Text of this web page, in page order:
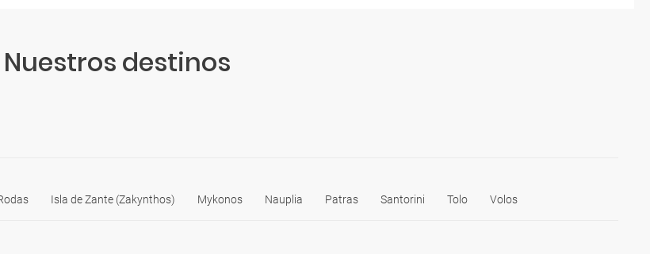
Nuestros destinos
Isla de Zante (Zakynthos) Mykonos Nauplia Patras Santorini Tolo Volos